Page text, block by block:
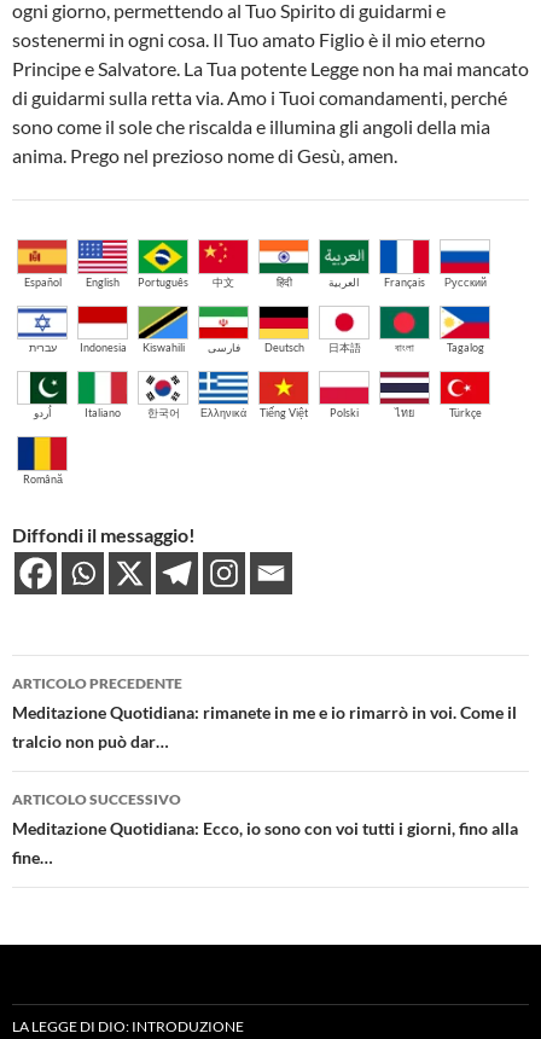
ogni giorno, permettendo al Tuo Spirito di guidarmi e
sostenermi in ogni cosa. Il Tuo amato Figlio è il mio eterno
Principe e Salvatore. La Tua potente Legge non ha mai mancato
di guidarmi sulla retta via. Amo i Tuoi comandamenti, perché
sono come il sole che riscalda e illumina gli angoli della mia
anima. Prego nel prezioso nome di Gesù, amen.
Español English Português 中文 हिंदी العربية Français Русский
עברית Indonesia Kiswahili فارسی Deutsch 日本語 বাংলা Tagalog
اُردو Italiano 한국어 Ελληνικά Tiếng Việt Polski ไทย Türkçe
Română
Diffondi il messaggio!
Navigazione
articolo
ARTICOLO PRECEDENTE
Meditazione Quotidiana: rimanete in me e io rimarrò in voi. Come il
tralcio non può dar…
ARTICOLO SUCCESSIVO
Meditazione Quotidiana: Ecco, io sono con voi tutti i giorni, fino alla
fine…
LA LEGGE DI DIO: INTRODUZIONE